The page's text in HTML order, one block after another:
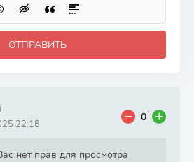
ОТПРАВИТЬ
22:18
0
нет прав для просмотра